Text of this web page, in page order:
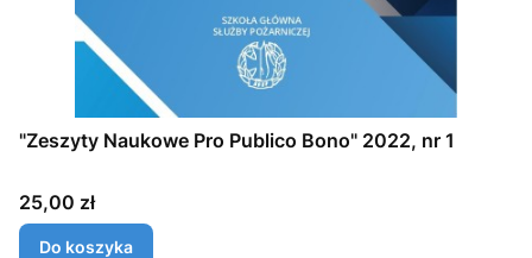
"Zeszyty Naukowe Pro Publico Bono" 2022, nr 1
Cena
25,00 zł
Do koszyka